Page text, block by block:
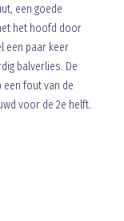
een goede
het hoofd door
een paar keer
balverlies. De
fout van de
voor de 2e helft.